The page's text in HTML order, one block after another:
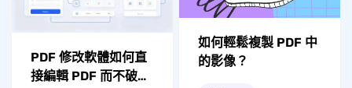
PDF 修改軟體如何直
接編輯 PDF 而不破壞
如何輕鬆複製 PDF 中
的影像？